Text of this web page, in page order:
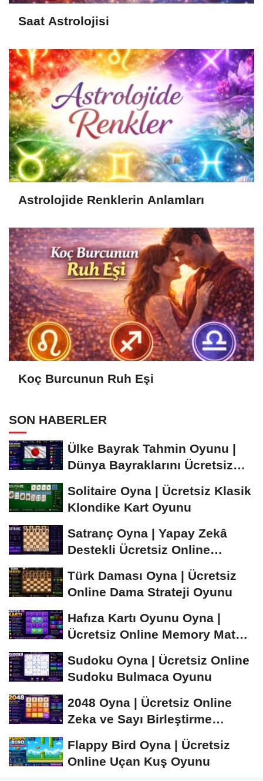
Saat Astrolojisi
Astrolojide Renklerin Anlamları
Koç Burcunun Ruh Eşi
SON HABERLER
Ülke Bayrak Tahmin Oyunu |
Dünya Bayraklarını Ücretsiz
Solitaire Oyna | Ücretsiz Klasik
Klondike Kart Oyunu
Satranç Oyna | Yapay Zekâ
Destekli Ücretsiz Online
Türk Daması Oyna | Ücretsiz
Online Dama Strateji Oyunu
Hafıza Kartı Oyunu Oyna |
Ücretsiz Online Memory Match
Sudoku Oyna | Ücretsiz Online
Sudoku Bulmaca Oyunu
2048 Oyna | Ücretsiz Online
Zeka ve Sayı Birleştirme
Flappy Bird Oyna | Ücretsiz
Online Uçan Kuş Oyunu